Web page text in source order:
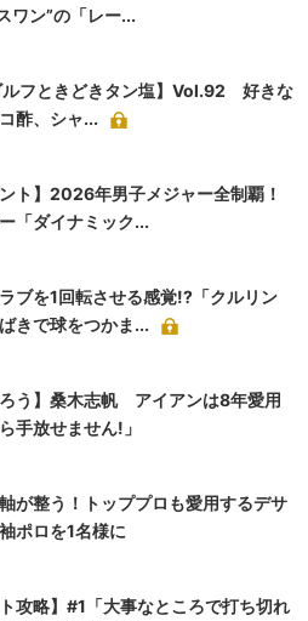
ン”の「レー...
ルフときどきタン塩】Vol.92 好きな
酢、シャ...
ント】2026年男子メジャー全制覇！
「ダイナミック...
ブを1回転させる感覚!?「クルリン
きで球をつかま...
ろう】桑木志帆 アイアンは8年愛用
手放せません!」
軸が整う！トッププロも愛用するデサ
ポロを1名様に
ト攻略】#1「大事なところで打ち切れ